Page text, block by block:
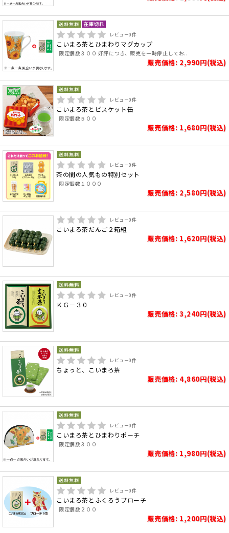
レビュー0件
こいまろ茶とひまわりマグカップ
限定個数３００ 好評につき、販売を一時停止してお..
販売価格: 2,990円(税込)
レビュー0件
こいまろ茶とビスケット缶
限定個数５００
販売価格: 1,680円(税込)
レビュー0件
茶の間の人気もの特別セット
限定個数１０００
販売価格: 2,580円(税込)
レビュー0件
こいまろ茶だんご２箱組
販売価格: 1,620円(税込)
レビュー0件
ＫＧ－３０
販売価格: 3,240円(税込)
レビュー0件
ちょっと、こいまろ茶
販売価格: 4,860円(税込)
レビュー0件
こいまろ茶とひまわりポーチ
限定個数３００
販売価格: 1,980円(税込)
レビュー0件
こいまろ茶とふくろうブローチ
限定個数２００
販売価格: 1,200円(税込)